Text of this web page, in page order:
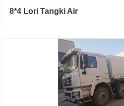
8*4 Lori Tangki Air